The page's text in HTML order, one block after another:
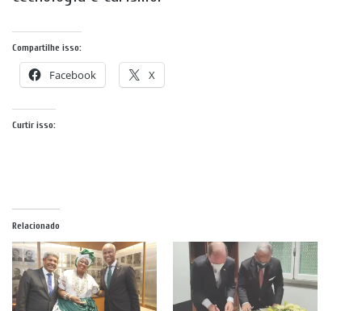
Compartilhe isso:
Facebook X
Curtir isso:
Relacionado